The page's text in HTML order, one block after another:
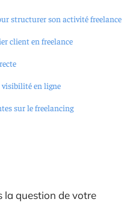
structurer son activité freelance
client en freelance
visibilité en ligne
sur le freelancing
la question de votre